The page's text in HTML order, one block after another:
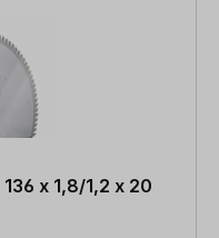
x 1,8/1,2 x 20